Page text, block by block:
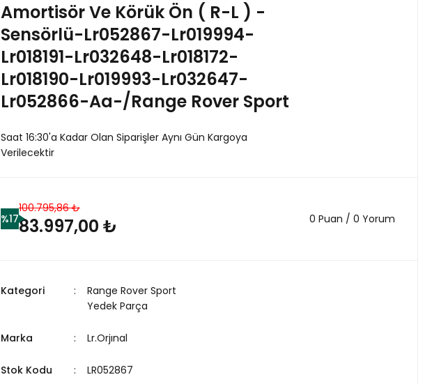
Amortisör Ve Körük Ön ( R-L ) -
Sensörlü-Lr052867-Lr019994-
Lr018191-Lr032648-Lr018172-
Lr018190-Lr019993-Lr032647-
Lr052866-Aa-/Range Rover Sport
Saat 16:30'a Kadar Olan Siparişler Aynı Gün Kargoya
Verilecektir
%17
100.795,86 ₺
83.997,00 ₺ 0 Puan / 0 Yorum
Kategori
Range Rover Sport
Yedek Parça
Marka Lr.Orjınal
Stok Kodu LR052867